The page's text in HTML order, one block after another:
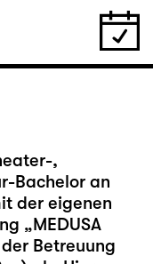
,
Bachelor an
der eigenen
„MEDUSA
Betreuung